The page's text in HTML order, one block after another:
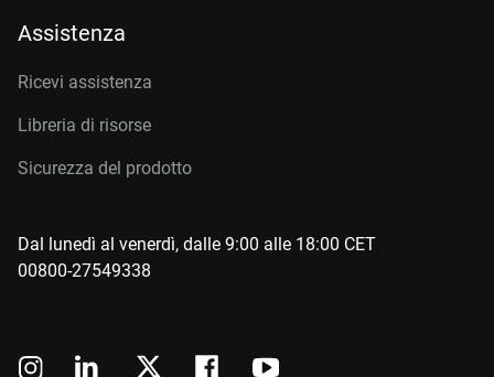
Assistenza
Ricevi assistenza
Libreria di risorse
Sicurezza del prodotto
Dal lunedì al venerdì, dalle 9:00 alle 18:00 CET
00800-27549338